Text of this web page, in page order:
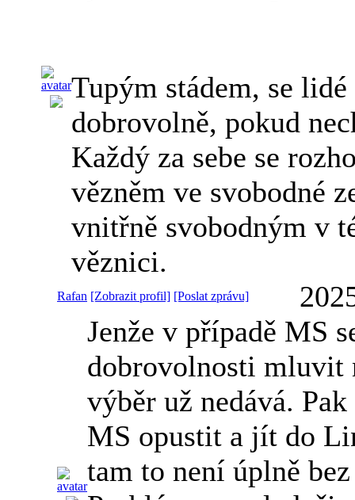
Tupým stádem, se
dobrovolně, pokud
Každý za sebe se
vězněm ve svobodné
vnitřně svobodným v
věznici.
Rafan [Zobrazit profil] [Poslat zprávu]
Jenže v případě MS
dobrovolnosti mluvit
výběr už nedává.
MS opustit a jít do
tam to není úplně